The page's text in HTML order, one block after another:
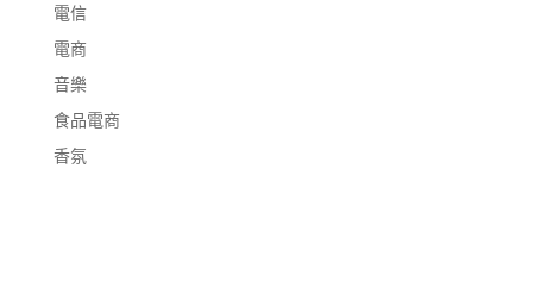
電信
電商
音樂
食品電商
香氛